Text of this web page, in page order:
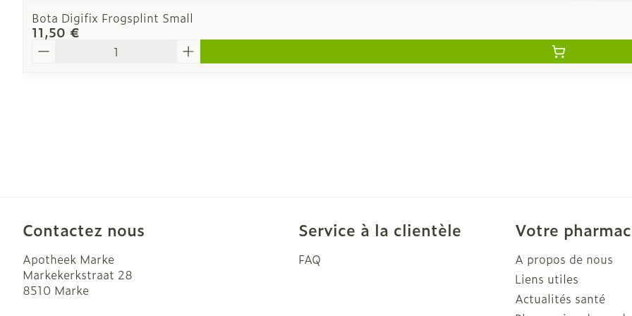
Bota Digifix Frogsplint Small
11,50 €
Contactez nous
Apotheek Marke
Markekerkstraat 28
8510 Marke
Service à la clientèle
FAQ
Votre
A propos de nous
Liens utiles
Actualités santé